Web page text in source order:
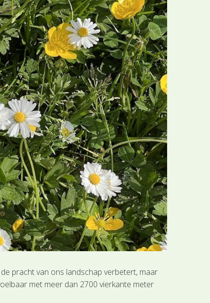
pracht van ons landschap verbetert, maar
met meer dan 2700 vierkante meter